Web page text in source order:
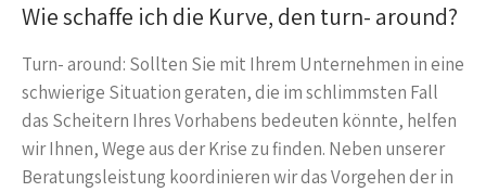
Wie schaffe ich die Kurve, den turn- around?
Turn- around: Sollten Sie mit Ihrem Unternehmen in eine
schwierige Situation geraten, die im schlimmsten Fall
das Scheitern Ihres Vorhabens bedeuten könnte, helfen
wir Ihnen, Wege aus der Krise zu finden. Neben unserer
Beratungsleistung koordinieren wir das Vorgehen der in